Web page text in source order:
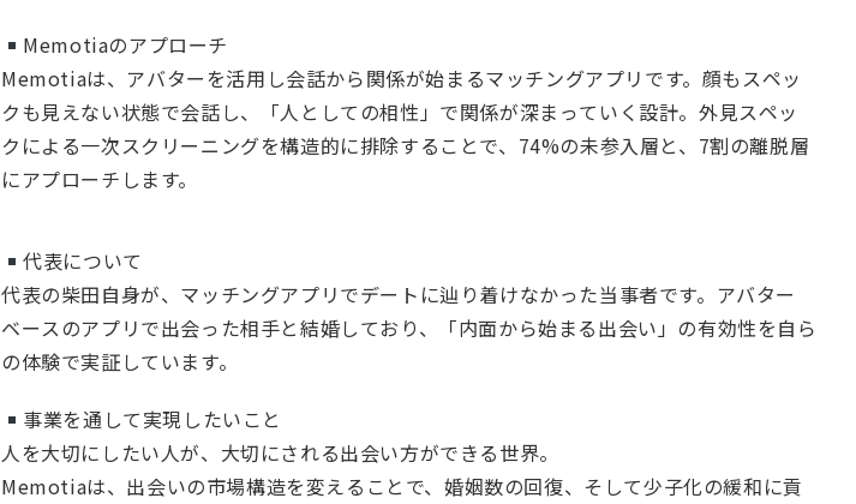
Memotiaのアプローチ
Memotiaは、アバターを活用し会話から関係が始まるマッチングアプリです。顔もスペッ
クも見えない状態で会話し、「人としての相性」で関係が深まっていく設計。外見スペッ
クによる一次スクリーニングを構造的に排除することで、74%の未参入層と、7割の離脱層
にアプローチします。
代表について
代表の柴田自身が、マッチングアプリでデートに辿り着けなかった当事者です。アバター
ベースのアプリで出会った相手と結婚しており、「内面から始まる出会い」の有効性を自ら
の体験で実証しています。
事業を通して実現したいこと
人を大切にしたい人が、大切にされる出会い方ができる世界。
Memotiaは、出会いの市場構造を変えることで、婚姻数の回復、そして少子化の緩和に貢